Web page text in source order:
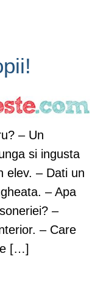
– Un
si ingusta
elev. – Dati un
– Apa
–
– Care
[…]